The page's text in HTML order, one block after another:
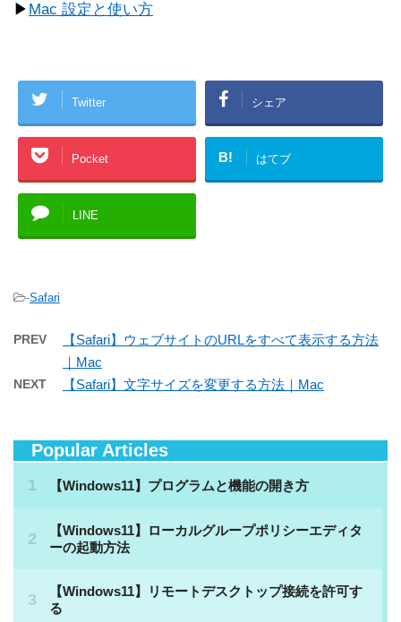
▶ Mac 設定と使い方
Twitter シェア
Pocket B! はてブ
LINE
-Safari
PREV
【Safari】ウェブサイトのURLをすべて表示する方法
｜Mac
NEXT 【Safari】文字サイズを変更する方法｜Mac
Popular Articles